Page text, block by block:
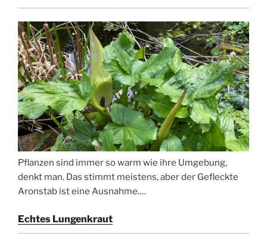
Pflanzen sind immer so warm wie ihre Umgebung,
denkt man. Das stimmt meistens, aber der Gefleckte
Aronstab ist eine Ausnahme.…
Echtes Lungenkraut